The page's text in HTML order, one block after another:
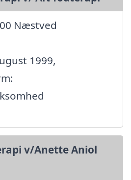
Næstved
1999,
v/Anette Aniol